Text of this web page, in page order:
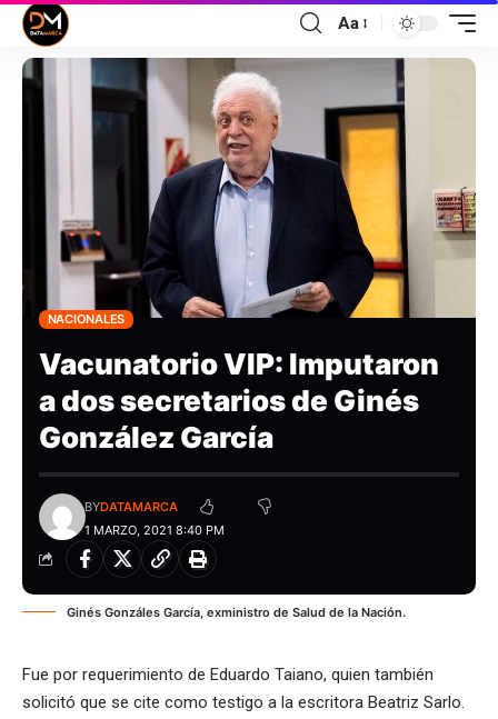
Aa
NACIONALES
Vacunatorio VIP: Imputaron
a dos secretarios de Ginés
González García
1 MARZO, 2021 8:40 PM
BYDATAMARCA
Ginés Gonzáles García, exministro de Salud de la Nación.
Fue por requerimiento de Eduardo Taiano, quien también
solicitó que se cite como testigo a la escritora Beatriz Sarlo.